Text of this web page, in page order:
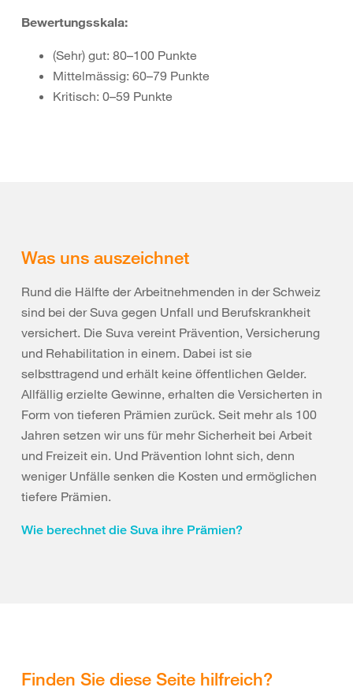
Bewertungsskala:
(Sehr) gut: 80–100 Punkte
Mittelmässig: 60–79 Punkte
Kritisch: 0–59 Punkte
Was uns auszeichnet
Rund die Hälfte der Arbeitnehmenden in der Schweiz
sind bei der Suva gegen Unfall und Berufskrankheit
versichert. Die Suva vereint Prävention, Versicherung
und Rehabilitation in einem. Dabei ist sie
selbsttragend und erhält keine öffentlichen Gelder.
Allfällig erzielte Gewinne, erhalten die Versicherten in
Form von tieferen Prämien zurück. Seit mehr als 100
Jahren setzen wir uns für mehr Sicherheit bei Arbeit
und Freizeit ein. Und Prävention lohnt sich, denn
weniger Unfälle senken die Kosten und ermöglichen
tiefere Prämien.
Wie berechnet die Suva ihre Prämien?
Finden Sie diese Seite hilfreich?